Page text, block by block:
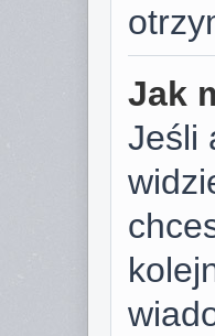
Jak
Jeśli